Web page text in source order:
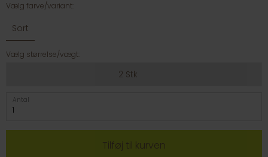
Vælg farve/variant:
Sort
Vælg størrelse/vægt:
2 Stk
Antal